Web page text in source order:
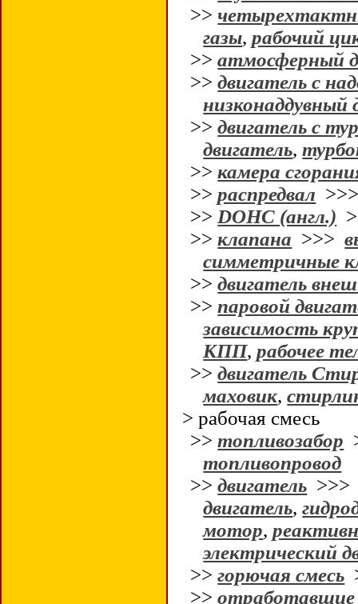
>>
газы,рабочий
>>атмосферный
>>двигатель с
низконаддувный
>>двигатель с
двигатель,
>>камера
>>распредвал
>> DOHC (англ.)
>>клапана >>>
симметричные
>>двигатель
>>паровой
зависимость
КПП,рабочее
>>двигатель
маховик,
> рабочая смесь
>>топливозабор
топливопровод
>>двигатель
двигатель,
мотор,
электрический
>>горючая смесь
>>отработавшие